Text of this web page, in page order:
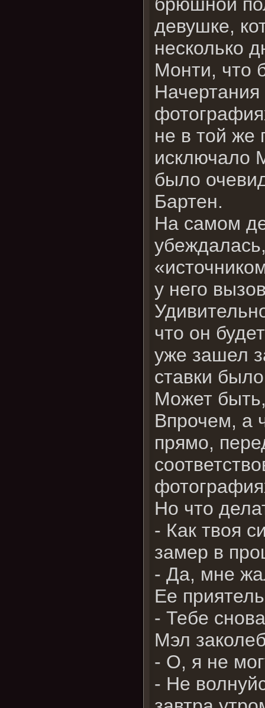
девушке,
несколько
Монти, что
не в той же
исключало
было
Бартен.
На самом
у него
что он
уже зашел
ставки
Может
Впрочем, а
прямо,
Но что
- Как твоя
замер в
- Да, мне
Ее
- Тебе
Мэл
- О, я не
- Не